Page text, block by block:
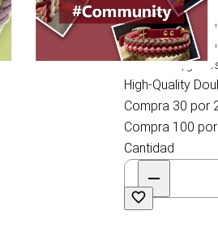
3,19 €
IVA incluido,
High-Quality
Compra 30 por
Compra 100
Cantidad